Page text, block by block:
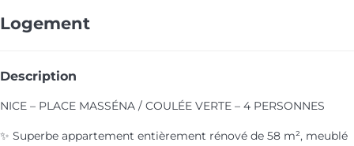
Logement
Description
NICE – PLACE MASSÉNA / COULÉE VERTE – 4 PERSONNES
✨ Superbe appartement entièrement rénové de 58 m², meublé